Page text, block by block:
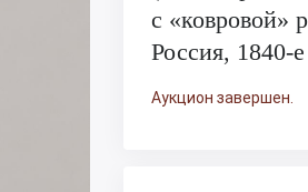
с «ковровой»
Россия, 1840-
Аукцион завершен.